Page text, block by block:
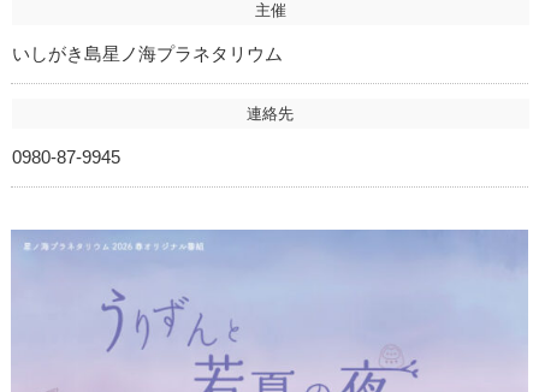
主催
いしがき島星ノ海プラネタリウム
連絡先
0980-87-9945